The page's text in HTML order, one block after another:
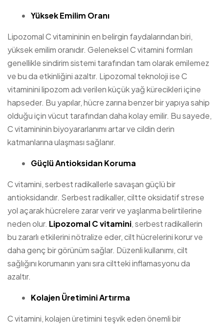
Yüksek Emilim Oranı
Lipozomal C vitamininin en belirgin faydalarından biri,
yüksek emilim oranıdır. Geleneksel C vitamini formları
genellikle sindirim sistemi tarafından tam olarak emilemez
ve bu da etkinliğini azaltır. Lipozomal teknoloji ise C
vitaminini lipozom adı verilen küçük yağ kürecikleri içine
hapseder. Bu yapılar, hücre zarına benzer bir yapıya sahip
olduğu için vücut tarafından daha kolay emilir. Bu sayede,
C vitamininin biyoyararlanımı artar ve cildin derin
katmanlarına ulaşması sağlanır.
Güçlü Antioksidan Koruma
C vitamini, serbest radikallerle savaşan güçlü bir
antioksidandır. Serbest radikaller, ciltte oksidatif strese
yol açarak hücrelere zarar verir ve yaşlanma belirtilerine
neden olur. Lipozomal C vitamini, serbest radikallerin
bu zararlı etkilerini nötralize eder, cilt hücrelerini korur ve
daha genç bir görünüm sağlar. Düzenli kullanımı, cilt
sağlığını korumanın yanı sıra ciltteki inflamasyonu da
azaltır.
Kolajen Üretimini Artırma
C vitamini, kolajen üretimini teşvik eden önemli bir